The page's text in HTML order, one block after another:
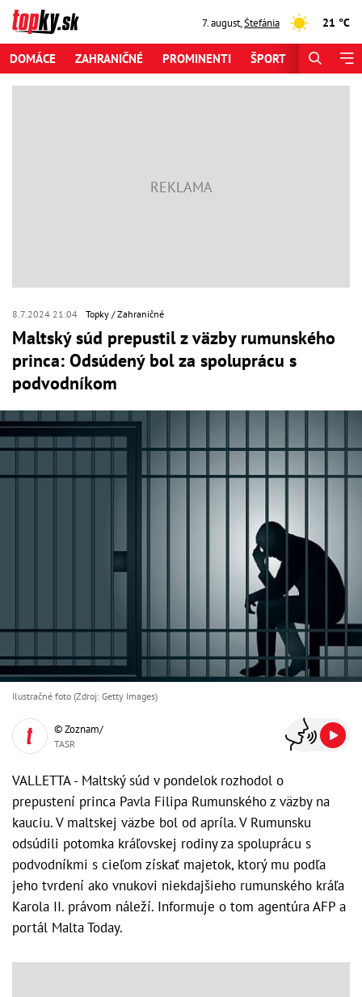
7. august,Štefánia 21 °C
DOMÁCE ZAHRANIČNÉ PROMINENTI ŠPORT
8.7.2024 21:04 Topky Zahraničné
Maltský súd prepustil z väzby rumunského
princa: Odsúdený bol za spoluprácu s
podvodníkom
Ilustračné foto (Zdroj: Getty Images)
© Zoznam/
TASR
VALLETTA - Maltský súd v pondelok rozhodol o
prepustení princa Pavla Filipa Rumunského z väzby na
kauciu. V maltskej väzbe bol od apríla. V Rumunsku
odsúdili potomka kráľovskej rodiny za spoluprácu s
podvodníkmi s cieľom získať majetok, ktorý mu podľa
jeho tvrdení ako vnukovi niekdajšieho rumunského kráľa
Karola II. právom náleží. Informuje o tom agentúra AFP a
portál Malta Today.